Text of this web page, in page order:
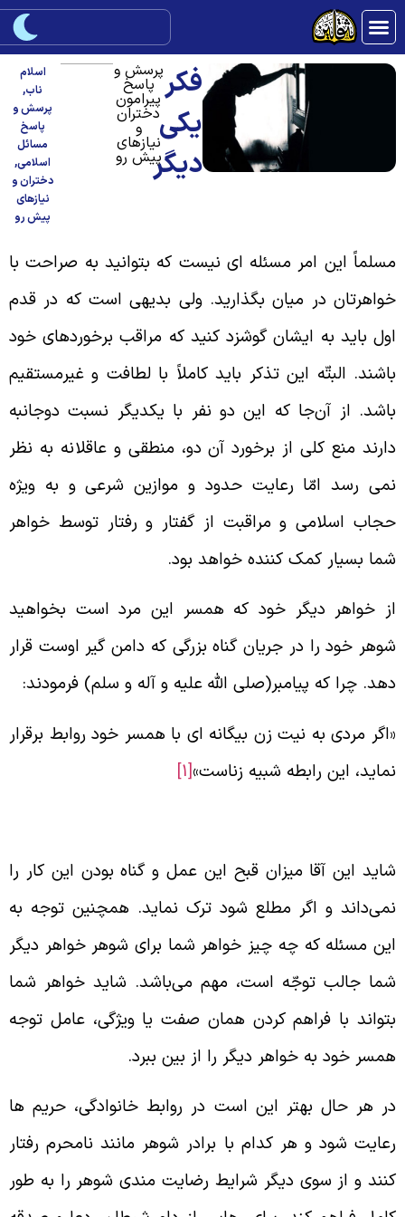
فکر
یکی
دیگر
پرسش و
پاسخ
پیرامون
دختران
نیازهای
پیش رو
اسلام
ناب,
پرسش و
پاسخ
مسائل
اسلامی,
دختران و
نیازهای
پیش رو
این امر مسئله ای نیست که بتوانید به صراحت با
در میان بگذارید. ولی بدیهی است که در قدم
باید به ایشان گوشزد کنید که مراقب برخوردهای خود
البتّه این تذکر باید کاملاً با لطافت و غیرمستقیم
از آن‌جا که این دو نفر با یکدیگر نسبت دوجانبه
منع کلی از برخورد آن دو، منطقی و عاقلانه به نظر
رسد امّا رعایت حدود و موازین شرعی و به ویژه
اسلامی و مراقبت از گفتار و رفتار توسط خواهر
بسیار کمک کننده خواهد بود.
خواهر دیگر خود که همسر این مرد است بخواهید
خود را در جریان گناه بزرگی که دامن گیر اوست قرار
چرا که پیامبر(صلی الله علیه و آله و سلم) فرمودند:
مردی به نیت زن بیگانه ای با همسر خود روابط برقرار
این رابطه شبیه زناست»[1]
این آقا میزان قبح این عمل و گناه بودن این کار را
و اگر مطلع شود ترک نماید. همچنین توجه به
مسئله که چه چیز خواهر شما برای شوهر خواهر دیگر
جالب توجّه است، مهم می‌‌باشد. شاید خواهر شما
با فراهم کردن همان صفت یا ویژگی، عامل توجه
خود به خواهر دیگر را از بین ببرد.
هر حال بهتر این است در روابط خانوادگی، حریم ها
شود و هر کدام با برادر شوهر مانند نامحرم رفتار
و از سوی دیگر شرایط رضایت مندی شوهر را به طور